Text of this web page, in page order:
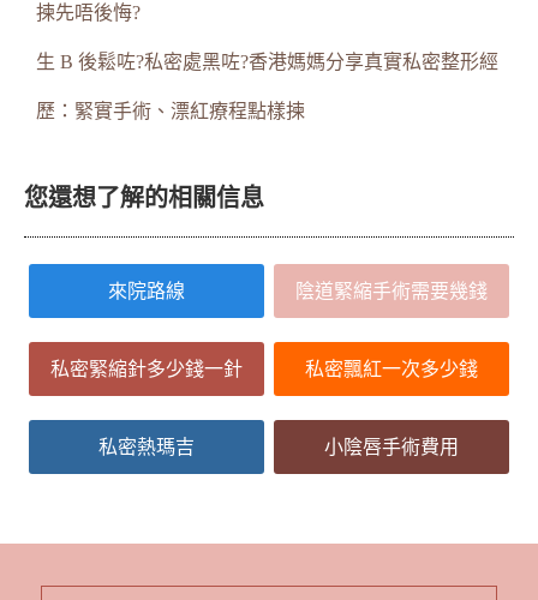
揀先唔後悔?
生 B 後鬆咗?私密處黑咗?香港媽媽分享真實私密整形經
歷：緊實手術、漂紅療程點樣揀
您還想了解的相關信息
來院路線 陰道緊縮手術需要幾錢
私密緊縮針多少錢一針 私密飄紅一次多少錢
私密熱瑪吉 小陰唇手術費用